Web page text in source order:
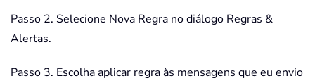
Passo 2. Selecione Nova Regra no diálogo Regras &
Alertas.
Passo 3. Escolha aplicar regra às mensagens que eu envio